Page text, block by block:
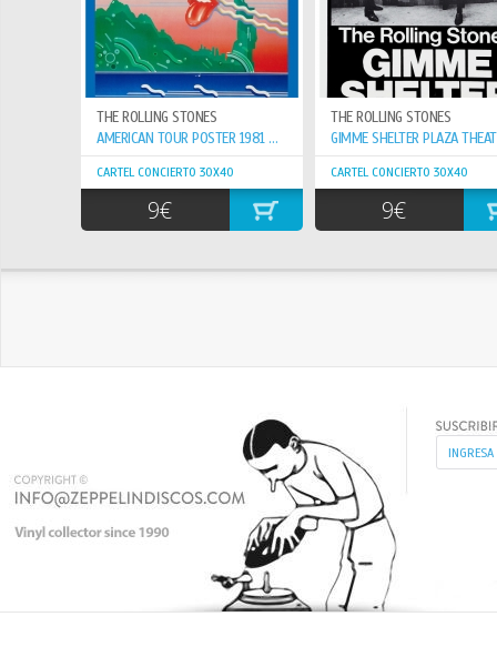
THE ROLLING STONES
AMERICAN TOUR POSTER 1981 PROMOTIONAL
CARTEL CONCIERTO 30X40
9€
THE ROLLING STONES
CARTEL CONCIERTO 30X40
9€